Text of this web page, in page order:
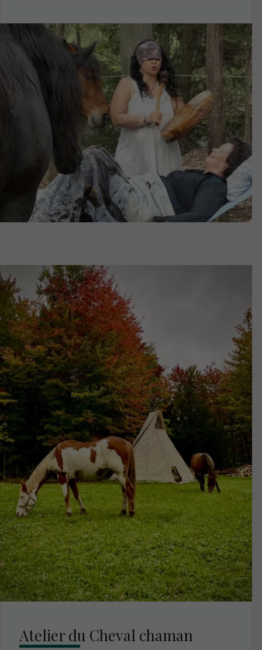
Atelier du Cheval chaman